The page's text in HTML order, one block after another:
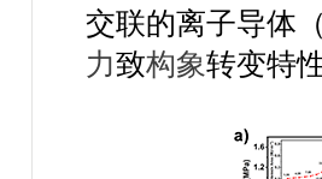
交联的离子导体
力致构象转变特